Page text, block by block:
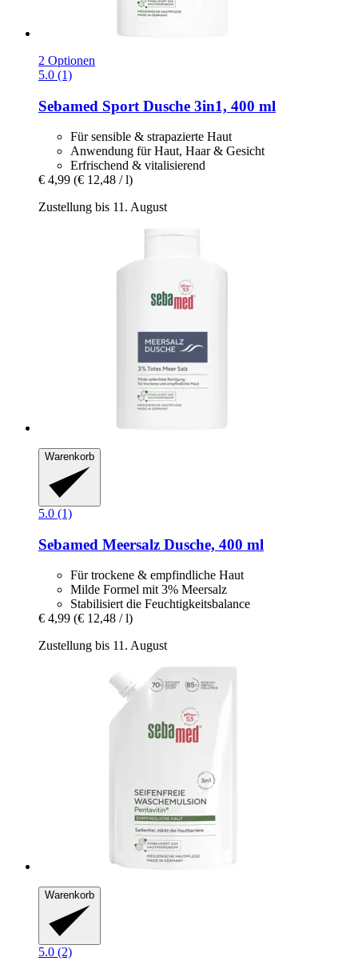
2 Optionen
5.0 (1)
Sebamed Sport Dusche 3in1, 400 ml
Für sensible & strapazierte Haut
Anwendung für Haut, Haar & Gesicht
Erfrischend & vitalisierend
€ 4,99 (€ 12,48 / l)
Zustellung bis 11. August
Warenkorb
5.0 (1)
Sebamed Meersalz Dusche, 400 ml
Für trockene & empfindliche Haut
Milde Formel mit 3% Meersalz
Stabilisiert die Feuchtigkeitsbalance
€ 4,99 (€ 12,48 / l)
Zustellung bis 11. August
Warenkorb
5.0 (2)